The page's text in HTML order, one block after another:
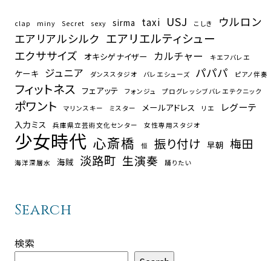
clap miny Secret sexy sirma taxi USJ こしき
ウルロン
エアリアルシルク エアリエルティシュー
エクササイズ オキシゲナイザー カルチャー キエフバレエ
ケーキ ジュニア ダンススタジオ バレエシューズ パパパ ピアノ伴奏
フィットネス フェアッテ フォンジュ プログレッシブバレエテクニック
ポワント マリンスキー ミスター メールアドレス リエ レグーテ
入力ミス 兵庫県立芸術文化センター 女性専用スタジオ
少女時代 心斎橋 恒 振り付け 早朝 梅田
海洋深層水 海賊 淡路町 生演奏 踊りたい
Search
検索